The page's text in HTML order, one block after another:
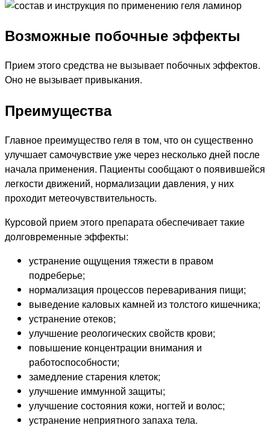
Возможные побочные эффекты
Прием этого средства не вызывает побочных эффектов.
Оно не вызывает привыкания.
Преимущества
Главное преимущество геля в том, что он существенно
улучшает самочувствие уже через несколько дней после
начала применения. Пациенты сообщают о появившейся
легкости движений, нормализации давления, у них
проходит метеочувствительность.
Курсовой прием этого препарата обеспечивает такие
долговременные эффекты:
устранение ощущения тяжести в правом
подреберье;
нормализация процессов переваривания пищи;
выведение каловых камней из толстого кишечника;
устранение отеков;
улучшение реологических свойств крови;
повышение концентрации внимания и
работоспособности;
замедление старения клеток;
улучшение иммунной защиты;
улучшение состояния кожи, ногтей и волос;
устранение неприятного запаха тела.